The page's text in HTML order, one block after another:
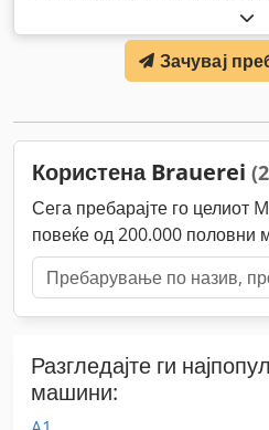
Зачувај
Користена Brauerei
Сега пребарајте го целиот
повеќе од 200.000 половни
Разгледајте ги
машини: